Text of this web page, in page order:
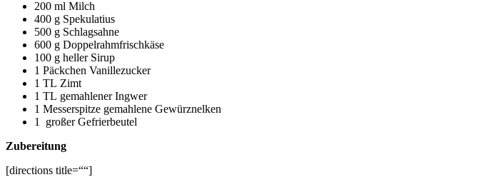
200 ml Milch
400 g Spekulatius
500 g Schlagsahne
600 g Doppelrahmfrischkäse
100 g heller Sirup
1 Päckchen Vanillezucker
1 TL Zimt
1 TL gemahlener Ingwer
1 Messerspitze gemahlene Gewürz­nelken
1
großer Gefrierbeutel
Zubereitung
[directions title=““]